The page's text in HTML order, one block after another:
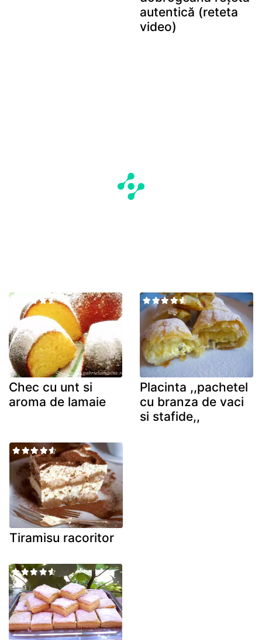
autentică (reteta
video)
Chec cu unt si
aroma de lamaie
Placinta ,,pachetel
cu branza de vaci
si stafide,,
Tiramisu racoritor